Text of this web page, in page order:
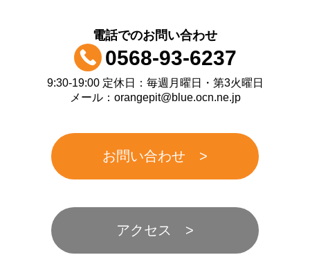
電話でのお問い合わせ
0568-93-6237
9:30-19:00 定休日：毎週月曜日・第3火曜日
メール：orangepit@blue.ocn.ne.jp
お問い合わせ
アクセス